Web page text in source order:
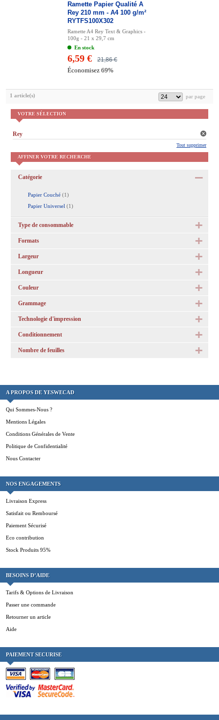
VOTRE SÉLECTION
Rey
Tout supprimer
AFFINER VOTRE RECHERCHE
Catégorie
Papier Couché (1)
Papier Universel (1)
Type de consommable
Formats
Largeur
Longueur
Couleur
Grammage
Technologie d'impression
Conditionnement
Nombre de feuilles
Ramette Papier Qualité A
Rey 210 mm - A4 100 g/m²
RYTFS100X302
Ramette A4 Rey Text & Graphics -
100g - 21 x 29,7 cm
En stock
21,86 €
6,59 €
Économisez 69%
1 article(s)
A PROPOS DE YESWECAD
Qui Sommes-Nous ?
Mentions Légales
Conditions Générales de Vente
Politique de Confidentialité
Nous Contacter
NOS ENGAGEMENTS
Livraison Express
Satisfait ou Remboursé
Paiement Sécurisé
Eco contribution
Stock Produits 95%
BESOINS D’AIDE
Tarifs & Options de Livraison
Passer une commande
Retourner un article
Aide
PAIEMENT SECURISE